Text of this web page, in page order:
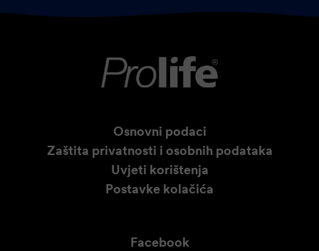
Osnovni podaci
Zaštita privatnosti i osobnih podataka
Uvjeti korištenja
Postavke kolačića
Facebook